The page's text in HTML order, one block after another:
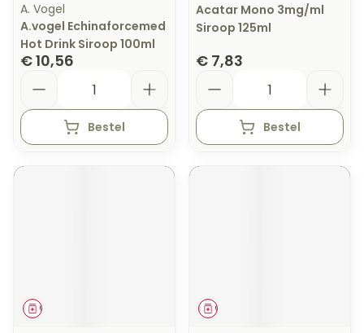
A. Vogel
A.vogel Echinaforcemed
Hot Drink Siroop 100ml
€ 10,56
Bestel
Acatar Mono 3mg/ml
Siroop 125ml
€ 7,83
Bestel
Geneesmiddel Geneesmiddel